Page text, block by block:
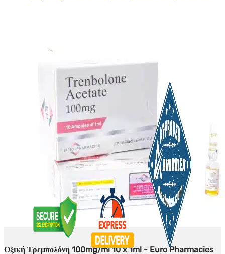
Οξική Τρεμπολόνη 100mg/ml 10 x 1ml - Euro Pharmacies